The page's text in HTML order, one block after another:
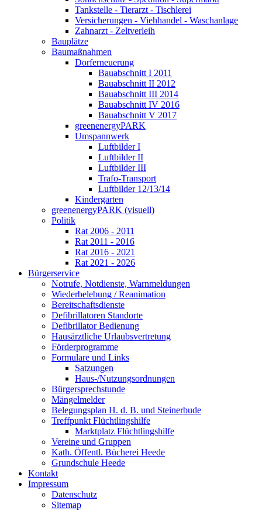
Tankstelle - Tierarzt - Tischlerei
Versicherungen - Viehhandel - Waschanlage
Zahnarzt - Zeltverleih
Bauplätze
Baumaßnahmen
Dorferneuerung
Bauabschnitt I 2011
Bauabschnitt II 2012
Bauabschnitt III 2014
Bauabschnitt IV 2016
Bauabschnitt V 2017
greenenergyPARK
Umspannwerk
Luftbilder I
Luftbilder II
Luftbilder III
Trafo-Transport
Luftbilder 12/13/14
Kindergarten
greenenergyPARK (visuell)
Politik
Rat 2006 - 2011
Rat 2011 - 2016
Rat 2016 - 2021
Rat 2021 - 2026
Bürgerservice
Notrufe, Notdienste, Warnmeldungen
Wiederbelebung / Reanimation
Bereitschaftsdienste
Defibrillatoren Standorte
Defibrillator Bedienung
Hausärztliche Urlaubsvertretung
Förderprogramme
Formulare und Links
Satzungen
Haus-/Nutzungsordnungen
Bürgersprechstunde
Mängelmelder
Belegungsplan H. d. B. und Steinerbude
Treffpunkt Flüchtlingshilfe
Marktplatz Flüchtlingshilfe
Vereine und Gruppen
Kath. Öffentl. Bücherei Heede
Grundschule Heede
Kontakt
Impressum
Datenschutz
Sitemap